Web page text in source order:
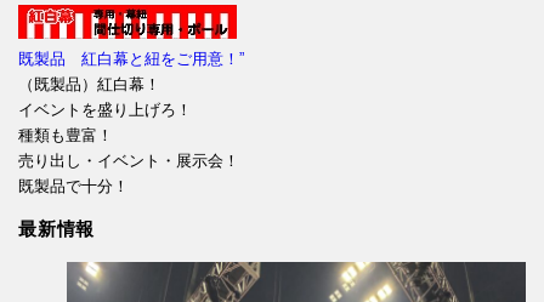
既製品 紅白幕と紐をご用意！”
（既製品）紅白幕！
イベントを盛り上げろ！
種類も豊富！
売り出し・イベント・展示会！
既製品で十分！
最新情報